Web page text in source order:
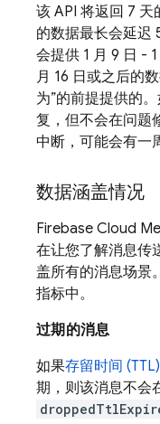
该 API 将返回 7 天
的数据最长会延迟
会提供 1 月 9 日 -
月 16 日或之后的
为”的前提提供的
复，但不会在问题
中断，可能会有一
数据涵盖情况
Firebase Cloud
在让您了解消息传
盖所有的消息场景
指标中。
过期的消息
如果存留时间 (TTL)
期，则该消息不会